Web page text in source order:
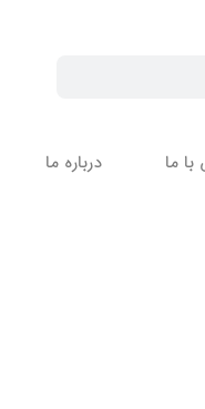
ما درباره ما